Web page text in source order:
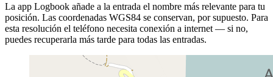
La app Logbook añade a la entrada el nombre más relevante para tu
posición. Las coordenadas WGS84 se conservan, por supuesto. Para
esta resolución el teléfono necesita conexión a internet — si no,
puedes recuperarla más tarde para todas las entradas.